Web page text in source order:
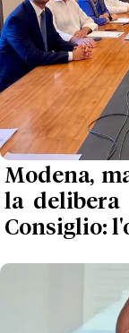
Modena,
la delibera
Consiglio: